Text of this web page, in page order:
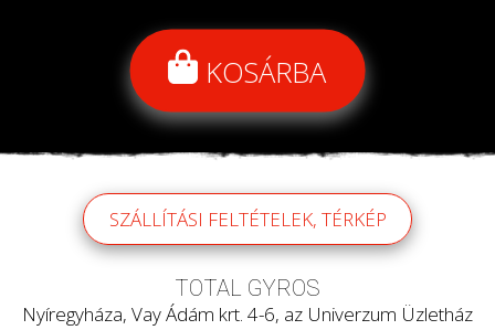
KOSÁRBA
SZÁLLÍTÁSI FELTÉTELEK, TÉRKÉP
TOTAL GYROS
Nyíregyháza, Vay Ádám krt. 4-6, az Univerzum Üzletház